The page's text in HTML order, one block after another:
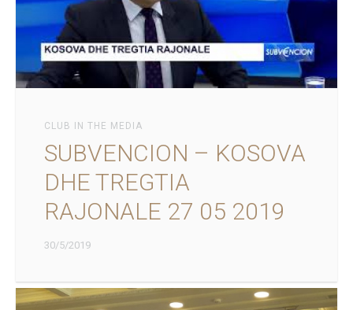
CLUB IN THE MEDIA
SUBVENCION – KOSOVA
DHE TREGTIA
RAJONALE 27 05 2019
30/5/2019